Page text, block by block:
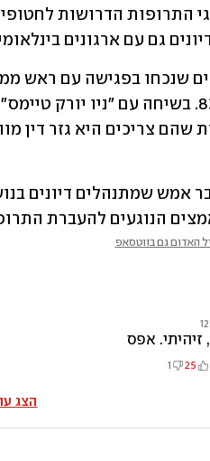
גם עם ארגונים
הנוגעים להעברת
האדום גם בווטסאפ
זיהיתי. אפס
25
1
הצג